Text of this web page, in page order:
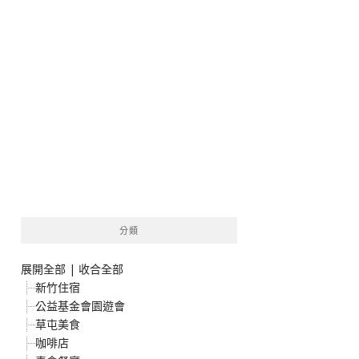
分類
展開全部 | 收合全部
新竹住宿
公益基金會園遊會
草屯美食
咖啡店